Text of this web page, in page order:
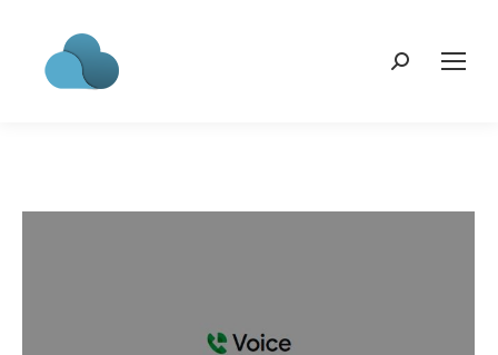
Search: